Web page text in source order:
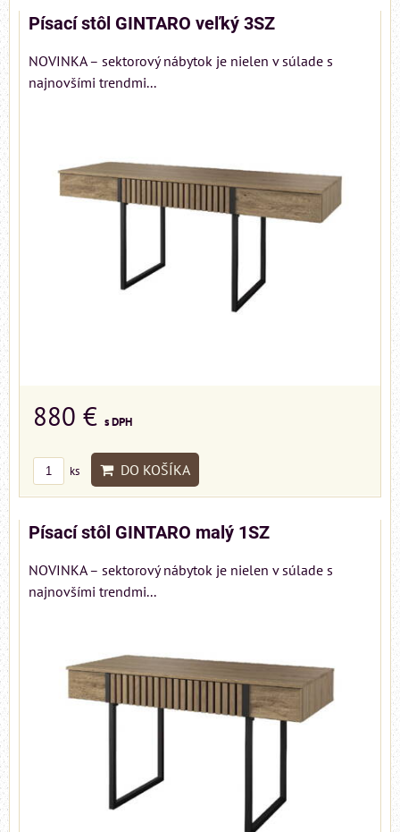
Písací stôl GINTARO veľký 3SZ
NOVINKA – sektorový nábytok je nielen v súlade s
najnovšími trendmi...
880 € s DPH
ks DO KOŠÍKA
Písací stôl GINTARO malý 1SZ
NOVINKA – sektorový nábytok je nielen v súlade s
najnovšími trendmi...